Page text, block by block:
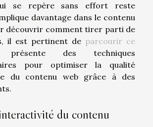
se repère sans effort reste
davantage dans le contenu
découvrir comment tirer parti de
il est pertinent de parcourir ce
des techniques
pour optimiser la qualité
du contenu web grâce à des
du contenu